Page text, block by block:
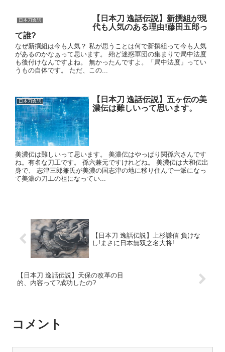
日本刀逸話
【日本刀 逸話伝説】新撰組が現
代も人気のある理由!藤田五郎っ
て誰?
なぜ新撰組は今も人気？ 私が思うことは何で新撰組って今も人気
があるのかなぁって思います。 殆ど迷惑軍団の集まりで局中法度
も後付けなんですよね。 無かったんですよ。「局中法度」ってい
うもの自体です。 ただ、この...
日本刀逸話
【日本刀 逸話伝説】五ヶ伝の美
濃伝は難しいって思います。
美濃伝は難しいって思います。 美濃伝はやっぱり関孫六さんです
ね。有名な刀工です。 孫六兼元ですけれどね。 美濃伝は大和伝出
身で、 志津三郎兼氏が美濃の国志津の地に移り住んで一派になっ
て美濃の刀工の祖になってい...
【日本刀 逸話伝説】上杉謙信 負けな
し!まさに日本無双之名大将!
【日本刀 逸話伝説】天保の改革の目
的、内容って?成功したの?
コメント